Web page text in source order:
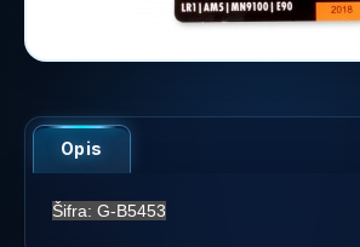
Opis
Šifra: G-B5453